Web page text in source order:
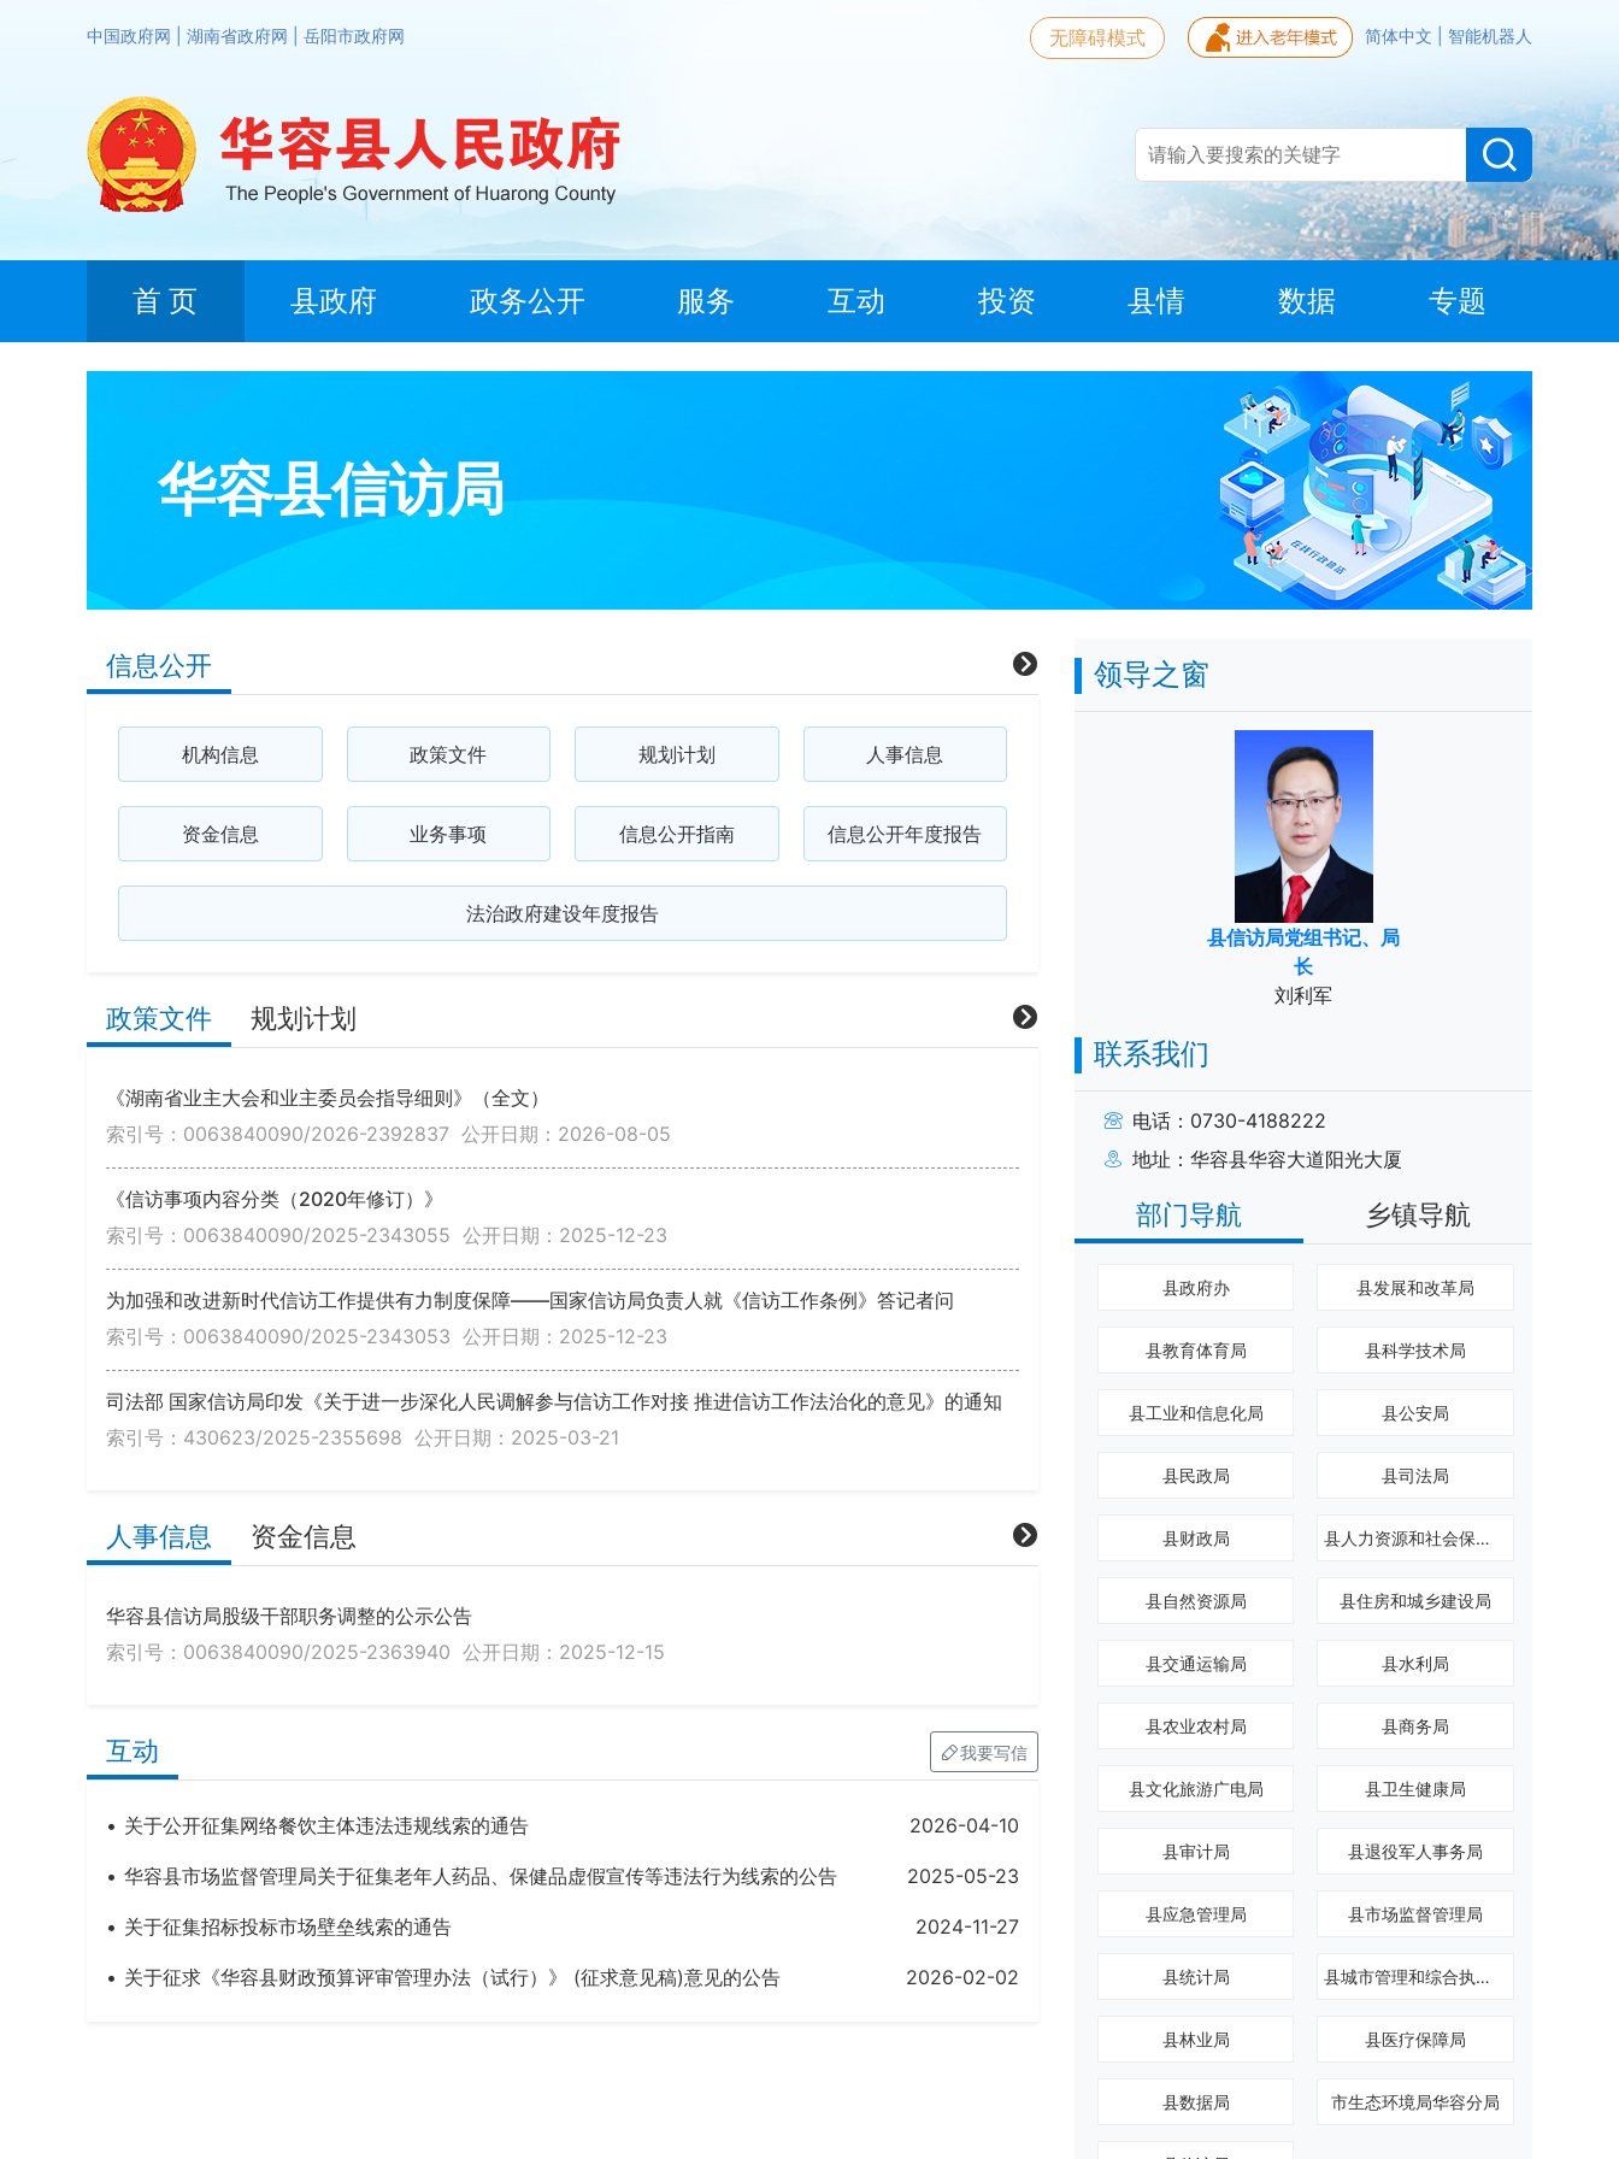
中国政府网 湖南省政府网 岳阳市政府网 简体中文 智能机器人
无障碍模式
首 页 县政府 政务公开 服务 互动 投资 县情 数据 专题
华容县信访局
信息公开
机构信息 政策文件 规划计划 人事信息
资金信息 业务事项 信息公开指南 信息公开年度报告
法治政府建设年度报告
政策文件 规划计划
《湖南省业主大会和业主委员会指导细则》（全文）
索引号：0063840090/2026-2392837 公开日期：2026-08-05
《信访事项内容分类（2020年修订）》
索引号：0063840090/2025-2343055 公开日期：2025-12-23
为加强和改进新时代信访工作提供有力制度保障——国家信访局负责人就《信访工作条例》答记者问
索引号：0063840090/2025-2343053 公开日期：2025-12-23
司法部 国家信访局印发《关于进一步深化人民调解参与信访工作对接 推进信访工作法治化的意见》的通知
索引号：430623/2025-2355698 公开日期：2025-03-21
人事信息 资金信息
华容县信访局股级干部职务调整的公示公告
索引号：0063840090/2025-2363940 公开日期：2025-12-15
互动 我要写信
关于公开征集网络餐饮主体违法违规线索的通告 2026-04-10
华容县市场监督管理局关于征集老年人药品、保健品虚假宣传等违法行为线索的公告 2025-05-23
关于征集招标投标市场壁垒线索的通告 2024-11-27
关于征求《华容县财政预算评审管理办法（试行）》 (征求意见稿)意见的公告 2026-02-02
领导之窗
县信访局党组书记、局
长
刘利军
联系我们
电话：0730-4188222
地址：华容县华容大道阳光大厦
部门导航 乡镇导航
县政府办 县发展和改革局
县教育体育局 县科学技术局
县工业和信息化局 县公安局
县民政局 县司法局
县财政局 县人力资源和社会保障局
县自然资源局 县住房和城乡建设局
县交通运输局 县水利局
县农业农村局 县商务局
县文化旅游广电局 县卫生健康局
县审计局 县退役军人事务局
县应急管理局 县市场监督管理局
县统计局 县城市管理和综合执法局
县林业局 县医疗保障局
县数据局 市生态环境局华容分局